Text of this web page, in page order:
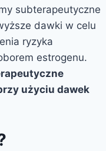
subterapeutyczne
dawki w celu
ryzyka
estrogenu.
użyciu dawek